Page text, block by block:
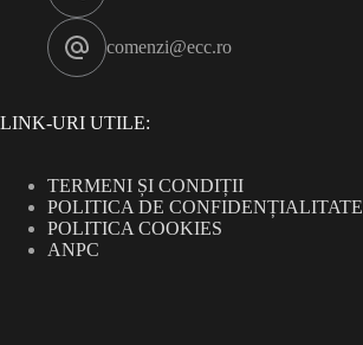
comenzi@ecc.ro
LINK-URI UTILE:
TERMENI ȘI CONDIȚII
POLITICA DE CONFIDENȚIALITATE
POLITICA COOKIES
ANPC